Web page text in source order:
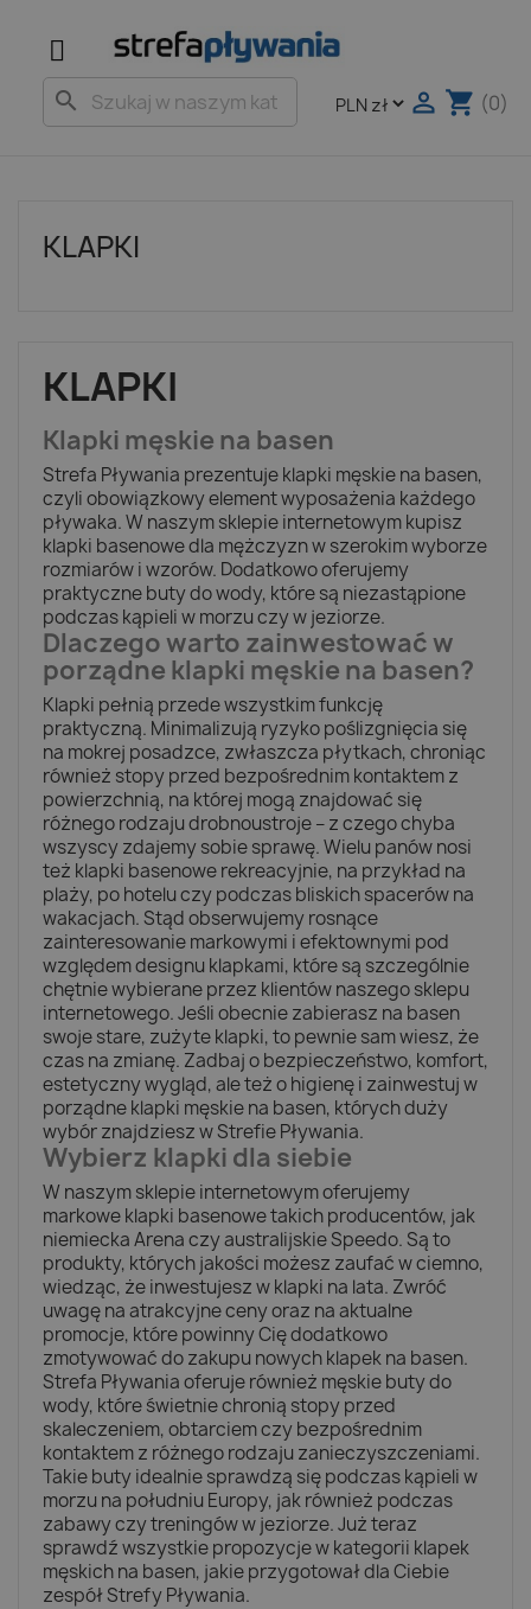
search shopping_cart (0)

KLAPKI
KLAPKI
Klapki męskie na basen
Strefa Pływania prezentuje klapki męskie na basen,
czyli obowiązkowy element wyposażenia każdego
pływaka. W naszym sklepie internetowym kupisz
klapki basenowe dla mężczyzn w szerokim wyborze
rozmiarów i wzorów. Dodatkowo oferujemy
praktyczne buty do wody, które są niezastąpione
podczas kąpieli w morzu czy w jeziorze.
Dlaczego warto zainwestować w
porządne klapki męskie na basen?
Klapki pełnią przede wszystkim funkcję
praktyczną. Minimalizują ryzyko poślizgnięcia się
na mokrej posadzce, zwłaszcza płytkach, chroniąc
również stopy przed bezpośrednim kontaktem z
powierzchnią, na której mogą znajdować się
różnego rodzaju drobnoustroje – z czego chyba
wszyscy zdajemy sobie sprawę. Wielu panów nosi
też klapki basenowe rekreacyjnie, na przykład na
plaży, po hotelu czy podczas bliskich spacerów na
wakacjach. Stąd obserwujemy rosnące
zainteresowanie markowymi i efektownymi pod
względem designu klapkami, które są szczególnie
chętnie wybierane przez klientów naszego sklepu
internetowego. Jeśli obecnie zabierasz na basen
swoje stare, zużyte klapki, to pewnie sam wiesz, że
czas na zmianę. Zadbaj o bezpieczeństwo, komfort,
estetyczny wygląd, ale też o higienę i zainwestuj w
porządne klapki męskie na basen, których duży
wybór znajdziesz w Strefie Pływania.
Wybierz klapki dla siebie
W naszym sklepie internetowym oferujemy
markowe klapki basenowe takich producentów, jak
niemiecka Arena czy australijskie Speedo. Są to
produkty, których jakości możesz zaufać w ciemno,
wiedząc, że inwestujesz w klapki na lata. Zwróć
uwagę na atrakcyjne ceny oraz na aktualne
promocje, które powinny Cię dodatkowo
zmotywować do zakupu nowych klapek na basen.
Strefa Pływania oferuje również męskie buty do
wody, które świetnie chronią stopy przed
skaleczeniem, obtarciem czy bezpośrednim
kontaktem z różnego rodzaju zanieczyszczeniami.
Takie buty idealnie sprawdzą się podczas kąpieli w
morzu na południu Europy, jak również podczas
zabawy czy treningów w jeziorze. Już teraz
sprawdź wszystkie propozycje w kategorii klapek
męskich na basen, jakie przygotował dla Ciebie
zespół Strefy Pływania.